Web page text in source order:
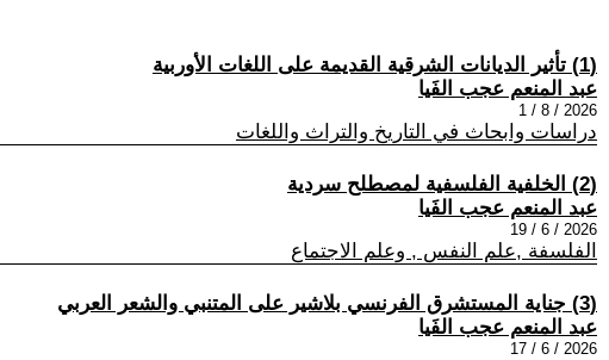
(1) تأثير الديانات الشرقية القديمة على اللغات الأوربية
عبد المنعم عجب الفَيا
2026 / 8 / 1
دراسات وابحاث في التاريخ والتراث واللغات
(2) الخلفية الفلسفية لمصطلح سردية
عبد المنعم عجب الفَيا
2026 / 6 / 19
الفلسفة ,علم النفس , وعلم الاجتماع
(3) جناية المستشرق الفرنسي بلاشير على المتنبي والشعر العربي
عبد المنعم عجب الفَيا
2026 / 6 / 17